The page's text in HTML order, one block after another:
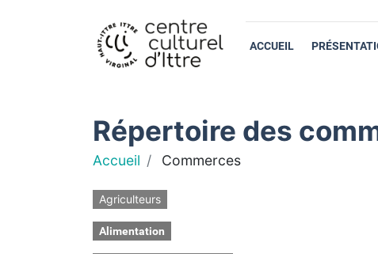
ACCUEIL
Répertoire des
Accueil Commerces
Agriculteurs
Alimentation